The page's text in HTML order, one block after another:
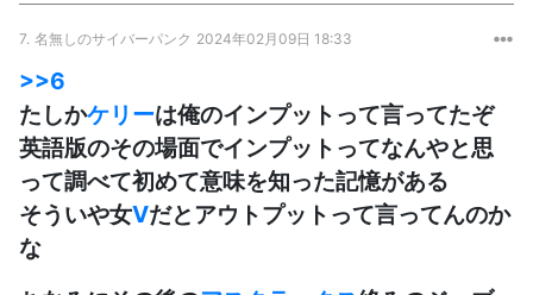
7. 名無しのサイバーパンク 2024年02月09日 18:33
>>6
たしかケリーは俺のインプットって言ってたぞ
英語版のその場面でインプットってなんやと思
って調べて初めて意味を知った記憶がある
そういや女Vだとアウトプットって言ってんのか
な